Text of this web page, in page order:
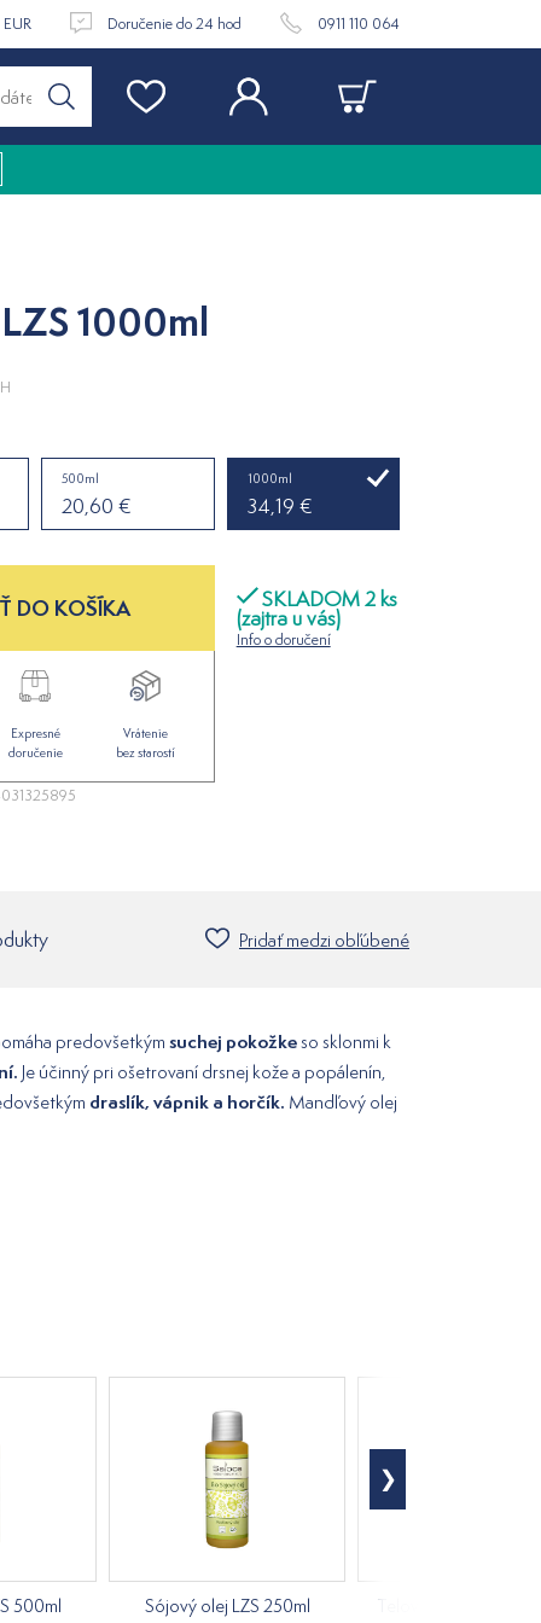
Doručenie do 24 hod 0911 110 064
1000ml
500ml
20,60 €
1000ml
34,19 €
SKLADOM 2 ks
(zajtra u vás)
Info o doručení
DO KOŠÍKA
Expresné
doručenie
Vrátenie
bez starostí
Pridať medzi obľúbené
predovšetkým suchej pokožkeso sklonmi k
Je účinný pri ošetrovaní drsnej kože a popálenín,
draslík, vápnik a horčík. Mandľový olej
500ml Sójový olej LZS 250ml
Telový masážny olej